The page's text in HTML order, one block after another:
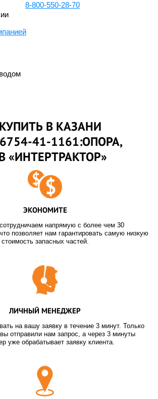
8-800-550-28-70
В КАЗАНИ
41-1161:ОПОРА,
«ИНТЕРТРАКТОР»
ЭКОНОМИТЕ
напрямую с более чем 30
позволяет нам гарантировать самую низкую
стоимость запасных частей.
ЛИЧНЫЙ МЕНЕДЖЕР
на вашу заявку в течение 3 минут. Только
отправили нам запрос, а через 3 минуты
уже обрабатывает заявку клиента.